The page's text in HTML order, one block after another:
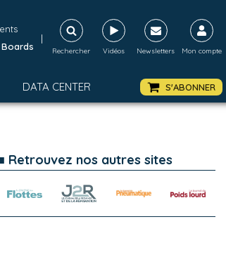
|
Rechercher Vidéos Newsletters Mon compte
DATA CENTER S'ABONNER
Retrouvez nos autres sites